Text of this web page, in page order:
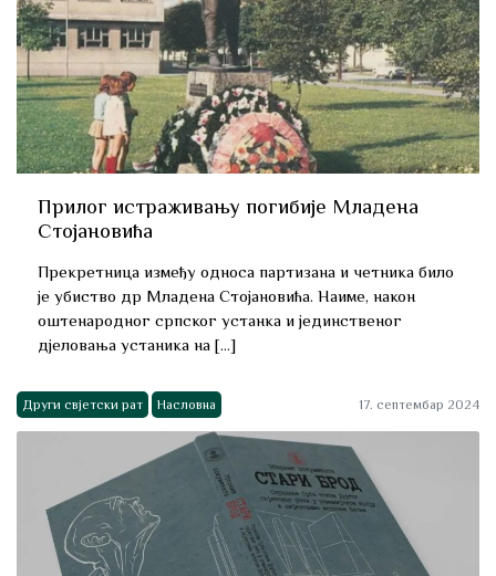
Прилог истраживању погибије Младена
Стојановића
Прекретница између односа партизана и четника било
је убиство др Младена Стојановића. Наиме, након
оштенародног српског устанка и јединственог
дјеловања устаника на […]
Други свјетски рат Насловна 17. септембар 2024